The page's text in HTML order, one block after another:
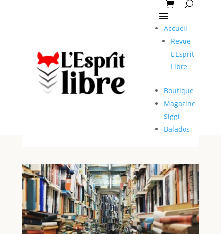
Accueil
Revue
L’Esprit
Libre
Boutique
Magazine
Siggi
Balados